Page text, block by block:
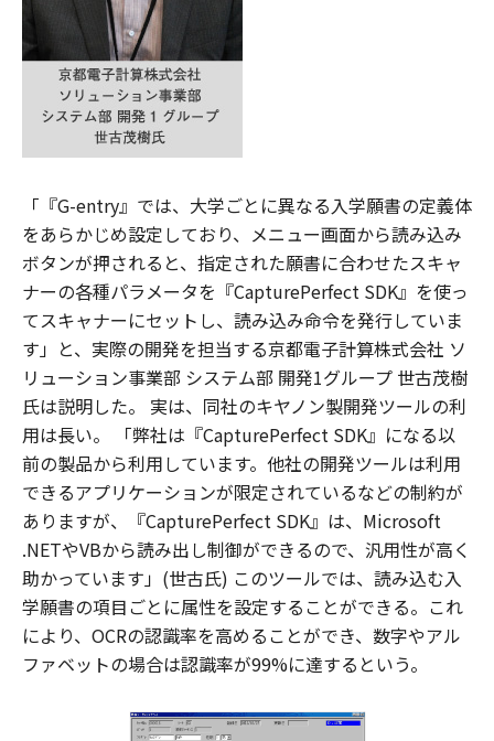
「『G-entry』では、大学ごとに異なる入学願書の定義体
をあらかじめ設定しており、メニュー画面から読み込み
ボタンが押されると、指定された願書に合わせたスキャ
ナーの各種パラメータを『CapturePerfect SDK』を使っ
てスキャナーにセットし、読み込み命令を発行していま
す」と、実際の開発を担当する京都電子計算株式会社 ソ
リューション事業部 システム部 開発1グループ 世古茂樹
氏は説明した。 実は、同社のキヤノン製開発ツールの利
用は長い。 「弊社は『CapturePerfect SDK』になる以
前の製品から利用しています。他社の開発ツールは利用
できるアプリケーションが限定されているなどの制約が
ありますが、『CapturePerfect SDK』は、Microsoft
.NETやVBから読み出し制御ができるので、汎用性が高く
助かっています」(世古氏) このツールでは、読み込む入
学願書の項目ごとに属性を設定することができる。これ
により、OCRの認識率を高めることができ、数字やアル
ファベットの場合は認識率が99%に達するという。